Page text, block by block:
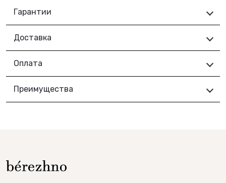
Гарантии
Доставка
Оплата
Преимущества